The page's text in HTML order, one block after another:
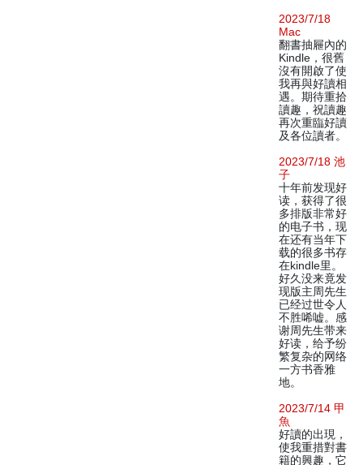
2023/7/18
Mac
翻書抽屜內的
Kindle，很舊
沒有開啟了使
我再與好讀相
遇。期待重拾
讀趣，祝讀趣
再次重臨好讀
及各位讀者。
2023/7/18 池
子
十年前发现好
读，获得了很
多排版非常好
的电子书，现
在还有当年下
载的很多书存
在kindle里。
好久没来竟发
现版主周先生
已经过世令人
不胜唏嘘。感
谢周先生带来
好读，给予纷
繁复杂的网络
一方书香雅
地。
2023/7/14 甲
魚
好讀的出現，
使我重措對書
籍的興趣，它